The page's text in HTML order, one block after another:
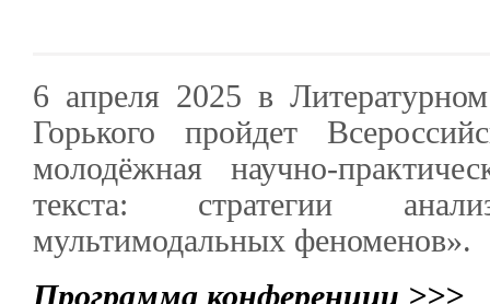
6 апреля 2025 в
Горького пройдет
молодёжная научно-
текста: стратегии
мультимодальных феноменов».
Программа конференции >>>